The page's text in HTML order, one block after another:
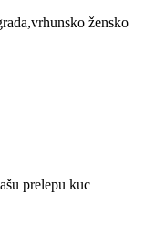
žensko
prelepu kuc